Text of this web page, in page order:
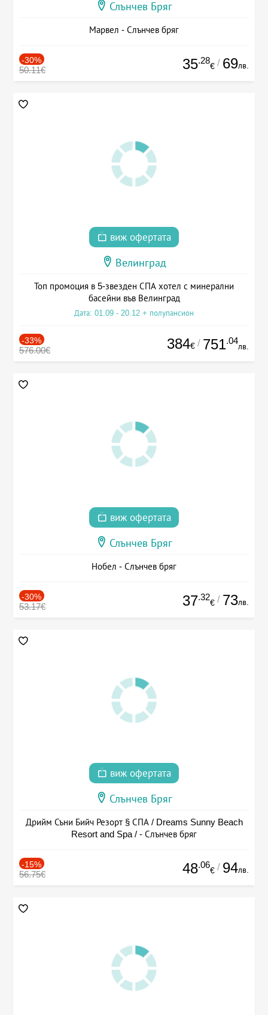
Слънчев Бряг
Марвел - Слънчев бряг
-30%
50.11€ 35.28
€ / 69лв.
виж офертата
Велинград
Топ промоция в 5-звезден СПА хотел с минерални
басейни във Велинград
Дата: 01.09 - 20.12 + полупансион
-33%
576.00€ 384€ / 751.04
лв.
виж офертата
Слънчев Бряг
Нобел - Слънчев бряг
-30%
53.17€ 37.32
€ / 73лв.
виж офертата
Слънчев Бряг
Дрийм Съни Бийч Резорт § СПА / Dreams Sunny Beach
Resort and Spa / - Слънчев бряг
-15%
56.75€ 48.06
€ / 94лв.